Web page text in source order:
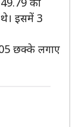
थे। इसमें 3
छक्के लगाए